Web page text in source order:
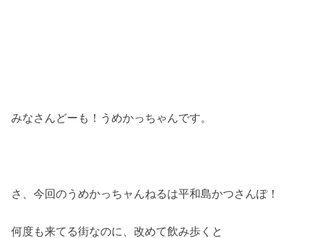
みなさんどーも！うめかっちゃんです。
さ、今回のうめかっちャんねるは平和島かつさんぽ！
何度も来てる街なのに、改めて飲み歩くと